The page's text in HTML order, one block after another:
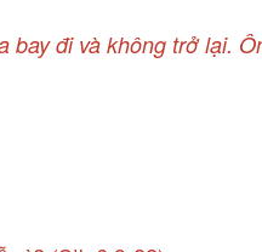
bay đi và không trở lại.